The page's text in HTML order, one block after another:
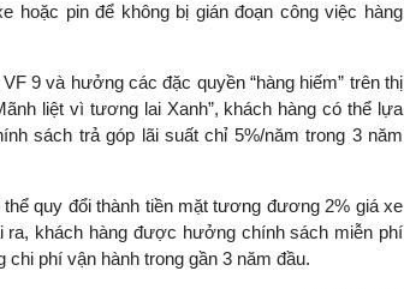
hoặc pin để không bị gián đoạn công việc hàng
9 và hưởng các đặc quyền “hàng hiếm” trên thị
liệt vì tương lai Xanh”, khách hàng có thể lựa
sách trả góp lãi suất chỉ 5%/năm trong 3 năm
quy đổi thành tiền mặt tương đương 2% giá xe
ra, khách hàng được hưởng chính sách miễn phí
phí vận hành trong gần 3 năm đầu.